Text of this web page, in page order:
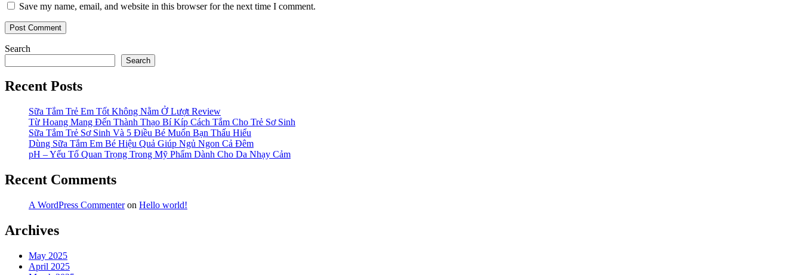
Save my name, email, and website in this browser for the next time I comment.
Search
Search
Recent Posts
Sữa Tắm Trẻ Em Tốt Không Nằm Ở Lượt Review
Từ Hoang Mang Đến Thành Thạo Bí Kíp Cách Tắm Cho Trẻ Sơ Sinh
Sữa Tắm Trẻ Sơ Sinh Và 5 Điều Bé Muốn Bạn Thấu Hiểu
Dùng Sữa Tắm Em Bé Hiệu Quả Giúp Ngủ Ngon Cả Đêm
pH – Yếu Tố Quan Trọng Trong Mỹ Phẩm Dành Cho Da Nhạy Cảm
Recent Comments
A WordPress Commenteron Hello world!
Archives
May 2025
April 2025